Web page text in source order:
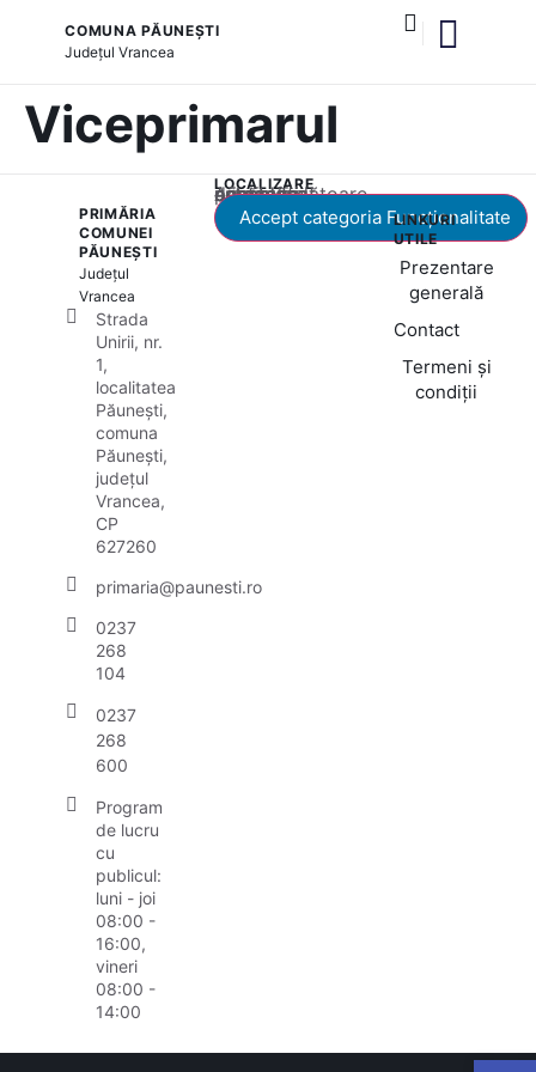
COMUNA PĂUNEȘTI
JudețulVrancea
Viceprimarul
PRIMĂRIA
COMUNEI
PĂUNEȘTI
Județul
Vrancea
Strada
Unirii, nr.
1,
localitatea
Păunești,
comuna
Păunești,
județul
Vrancea,
CP
627260
primaria@paunesti.ro
0237
268
104
0237
268
600
Program
de lucru
cu
publicul:
luni - joi
08:00 -
16:00,
vineri
08:00 -
14:00
LOCALIZARE
Acest conținut este blocat până când acceptați categoria corespunzătoare de cookie-uri.
Accept categoria Funcționalitate
LINKURI
UTILE
Prezentare
generală
Contact
Termeni și
condiții